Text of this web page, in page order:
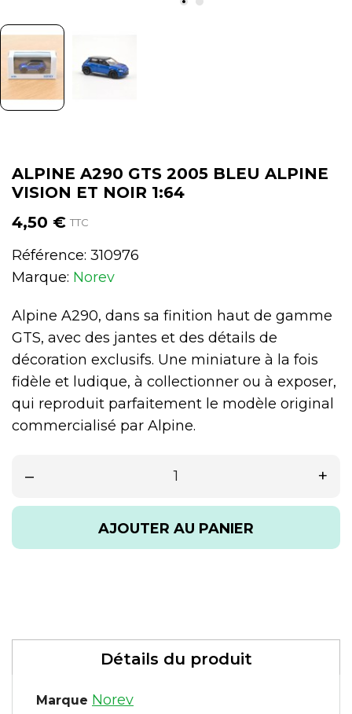
ALPINE A290 GTS 2005 BLEU ALPINE
VISION ET NOIR 1:64
4,50 € TTC
Référence: 310976
Marque: Norev
Alpine A290, dans sa finition haut de gamme
GTS, avec des jantes et des détails de
décoration exclusifs. Une miniature à la fois
fidèle et ludique, à collectionner ou à exposer,
qui reproduit parfaitement le modèle original
commercialisé par Alpine.
– +
AJOUTER AU PANIER
Détails du produit
Marque Norev